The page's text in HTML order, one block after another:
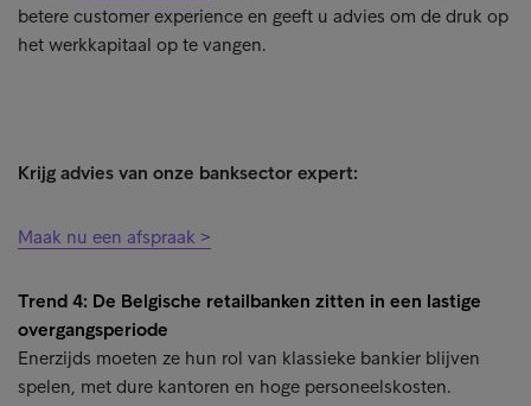
betere customer experience en geeft u advies om de druk op
het werkkapitaal op te vangen.
Krijg advies van onze banksector expert:
Maak nu een afspraak >
Trend 4: De Belgische retailbanken zitten in een lastige
overgangsperiode
Enerzijds moeten ze hun rol van klassieke bankier blijven
spelen, met dure kantoren en hoge personeelskosten.